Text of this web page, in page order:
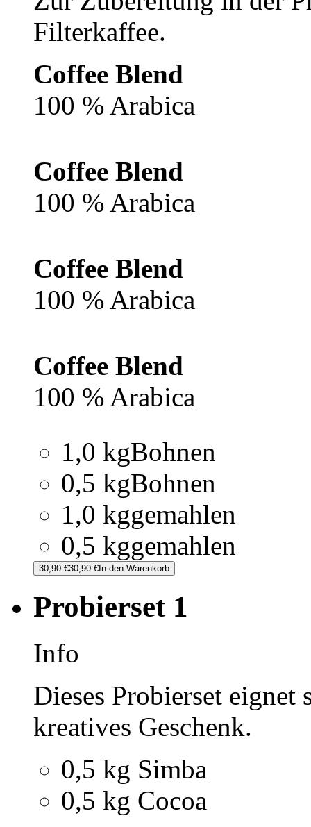
Filterkaffee.
Coffee Blend
100 % Arabica
Coffee Blend
100 % Arabica
Coffee Blend
100 % Arabica
Coffee Blend
100 % Arabica
1,0 kgBohnen
0,5 kgBohnen
1,0 kggemahlen
0,5 kggemahlen
30,90 €30,90 € In den Warenkorb
Probierset 1
Info
Dieses Probierset eignet
kreatives Geschenk.
0,5 kg Simba
0,5 kg Cocoa